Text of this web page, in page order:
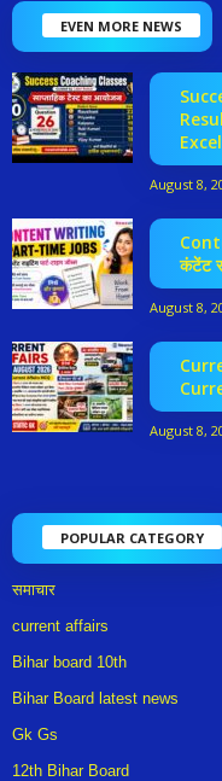
EVEN MORE NEWS
August 8,
कंटेंट
August 8,
August 8,
POPULAR CATEGORY
समाचार
current affairs
Bihar board 10th
Bihar Board latest news
Gk Gs
12th Bihar Board